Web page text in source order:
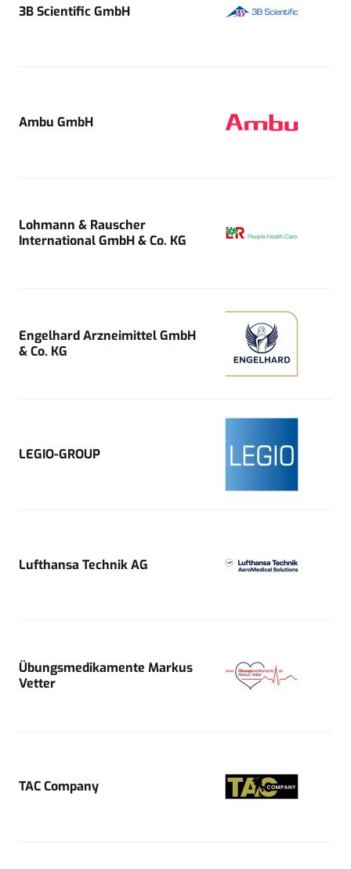
3B Scientific GmbH
Ambu GmbH
Lohmann & Rauscher
International GmbH & Co. KG
Engelhard Arzneimittel GmbH
& Co. KG
LEGIO-GROUP
Lufthansa Technik AG
Übungsmedikamente Markus
Vetter
TAC Company